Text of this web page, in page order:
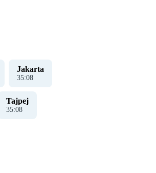
Jakarta
35:09
Tajpej
35:09